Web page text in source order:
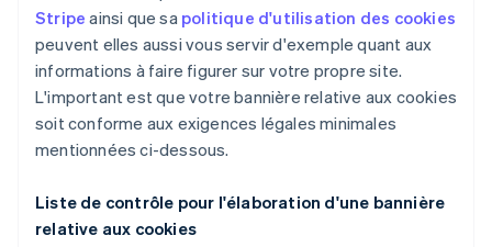
Stripe ainsi que sa politique d'utilisation des cookies
peuvent elles aussi vous servir d'exemple quant aux
informations à faire figurer sur votre propre site.
L'important est que votre bannière relative aux cookies
soit conforme aux exigences légales minimales
mentionnées ci-dessous.
Liste de contrôle pour l'élaboration d'une bannière
relative aux cookies